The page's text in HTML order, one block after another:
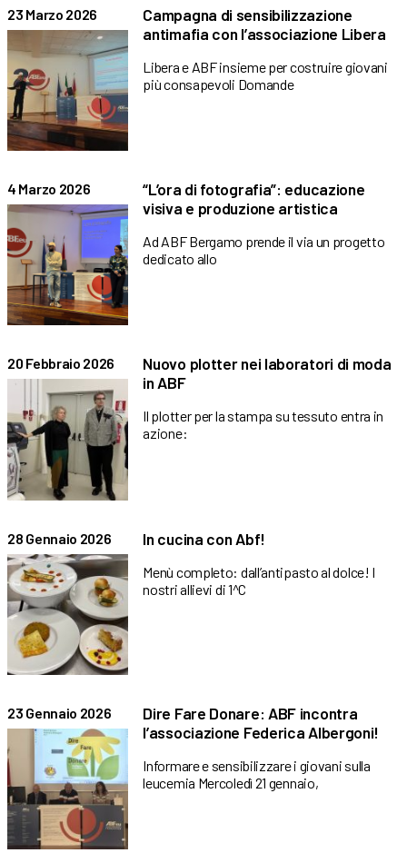
23 Marzo 2026
Campagna di sensibilizzazione
antimafia con l’associazione Libera
Libera e ABF insieme per costruire giovani
più consapevoli Domande
4 Marzo 2026
“L’ora di fotografia”: educazione
visiva e produzione artistica
Ad ABF Bergamo prende il via un progetto
dedicato allo
20 Febbraio 2026
Nuovo plotter nei laboratori di moda
in ABF
Il plotter per la stampa su tessuto entra in
azione:
28 Gennaio 2026 In cucina con Abf!
Menù completo: dall’antipasto al dolce! I
nostri allievi di 1^C
23 Gennaio 2026
Dire Fare Donare: ABF incontra
l’associazione Federica Albergoni!
Informare e sensibilizzare i giovani sulla
leucemia Mercoledì 21 gennaio,